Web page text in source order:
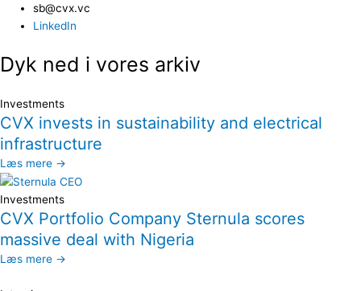
sb@cvx.vc​
LinkedIn
Dyk ned i vores arkiv
Investments
CVX invests in sustainability and electrical
infrastructure
Læs mere →
Investments
CVX Portfolio Company Sternula scores
massive deal with Nigeria
Læs mere →